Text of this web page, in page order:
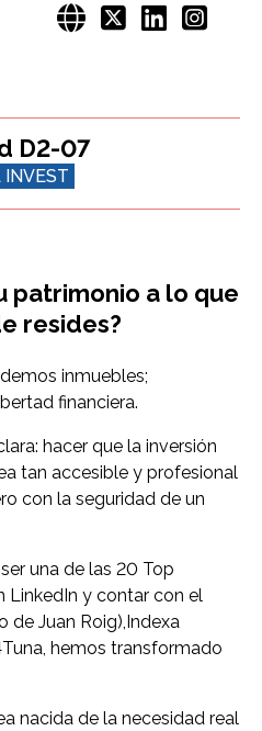
patrimonio a lo que
resides?
inmuebles;
financiera.
hacer que la inversión
tan accesible y profesional
con la seguridad de un
una de las 20 Top
LinkedIn y contar con el
de Juan Roig),Indexa
hemos transformado
nacida de la necesidad real
D2-07
INVEST